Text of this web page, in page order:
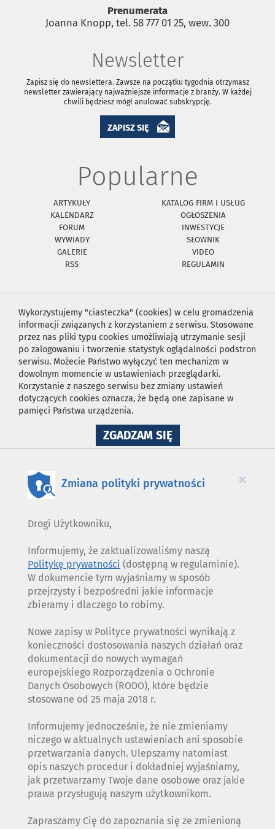
Prenumerata
Joanna Knopp, tel. 58 777 01 25, wew. 300
Newsletter
Zapisz się do newslettera. Zawsze na początku tygodnia otrzymasz
newsletter zawierający najważniejsze informacje z branży. W każdej
chwili będziesz mógł anulować subskrypcję.
ZAPISZ SIĘ
Popularne
ARTYKUŁY
KATALOG FIRM I USŁUG
KALENDARZ
OGŁOSZENIA
FORUM
INWESTYCJE
WYWIADY
SŁOWNIK
GALERIE
VIDEO
RSS
REGULAMIN
Wykorzystujemy "ciasteczka" (cookies) w celu gromadzenia
informacji związanych z korzystaniem z serwisu. Stosowane
przez nas pliki typu cookies umożliwiają utrzymanie sesji
po zalogowaniu i tworzenie statystyk oglądalności podstron
serwisu. Możecie Państwo wyłączyć ten mechanizm w
dowolnym momencie w ustawieniach przeglądarki.
Korzystanie z naszego serwisu bez zmiany ustawień
dotyczących cookies oznacza, że będą one zapisane w
pamięci Państwa urządzenia.
ZGADZAM SIĘNA
WYKORZYSTANIE
×
Zmiana polityki prywatności
Drogi Użytkowniku,
Informujemy, że zaktualizowaliśmy naszą
Politykę prywatności (dostępną w regulaminie).
W dokumencie tym wyjaśniamy w sposób
przejrzysty i bezpośredni jakie informacje
zbieramy i dlaczego to robimy.
Nowe zapisy w Polityce prywatności wynikają z
konieczności dostosowania naszych działań oraz
dokumentacji do nowych wymagań
europejskiego Rozporządzenia o Ochronie
Danych Osobowych (RODO), które będzie
stosowane od 25 maja 2018 r.
Informujemy jednocześnie, że nie zmieniamy
niczego w aktualnych ustawieniach ani sposobie
przetwarzania danych. Ulepszamy natomiast
opis naszych procedur i dokładniej wyjaśniamy,
jak przetwarzamy Twoje dane osobowe oraz jakie
prawa przysługują naszym użytkownikom.
Zapraszamy Cię do zapoznania się ze zmienioną